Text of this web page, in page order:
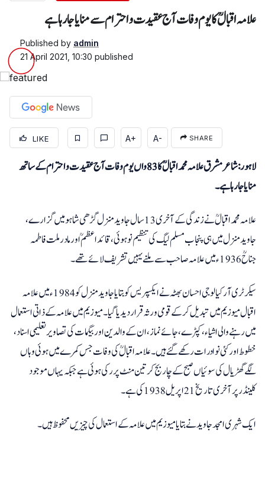
علامہ اقبالؒ کا یوم وفات آج عقیدت و احترام سے منایا جا رہا ہے
Published by admin
21 April 2021, 10:30 published
LIKE A+ A- SHARE
لاہور: شاعرمشرق علامہ محمد اقبالؒ کا83 واں یوم وفات آج عقیدت و احترام کے ساتھ
منایا جا رہا ہے۔
علامہ محمد اقبالؒ نے زندگی کے آخری 13 سال جاوید منزل گڑھی شاہو میں گزارے،
جاویدمنزل میں ہی پنجاب مسلم لیگ کی تنظیم نو ہوئی، قائد اعظمؒ اور مادر ملت فاطمہ
جناحؒ 1936ء میں علامہ صاحب سے ملنے یہیں تشریف لائے تھے۔
سیکرٹری آرکیالوجی احسان بھٹہ نے ایکسپریس کو بتایا جاوید منزل کو 1984ء میں علامہ
اقبال میوزیم میں تبدیل کرکے قومی ورثہ قرار دیدیا گیا۔ میوزیم میں علامہ کے ذاتی استعمال
میں رہنے والی اشیاء،کپڑے، جائے نماز،ان کے والدین اور بیگمات کی تصاویر تعلیمی اسناد ،
خطوط اورکئی نوادرات رکھے گئے ہیں۔ علامہ اقبالؒ کی وفات جس کمرے میں ہوئی وہاں
لگے گھڑیال کی سوئیاں صبح کے چاربج کرتین منٹ پر رکی ہوئی ہے جبکہ یہاں موجود
کلینڈرپر آخری تاریخ 21 اپریل 1938 کی ہے۔
ایک شہری امجدجاوید نے بتایا میوزیم میں علامہ کے استعمال کی چیزیں محفوظ ہیں۔